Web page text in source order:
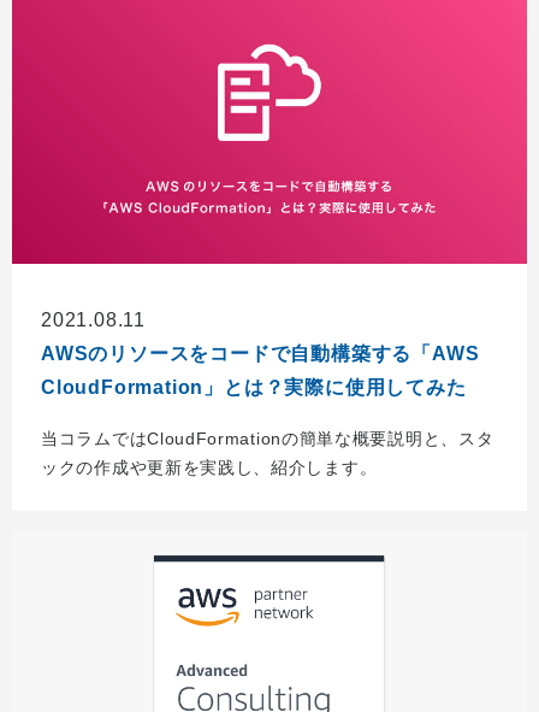
2021.08.11
AWSのリソースをコードで自動構築する「AWS
CloudFormation」とは？実際に使用してみた
当コラムではCloudFormationの簡単な概要説明と、スタ
ックの作成や更新を実践し、紹介します。